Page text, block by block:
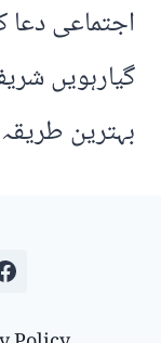
اجتماعی
گیارہویں
بہترین